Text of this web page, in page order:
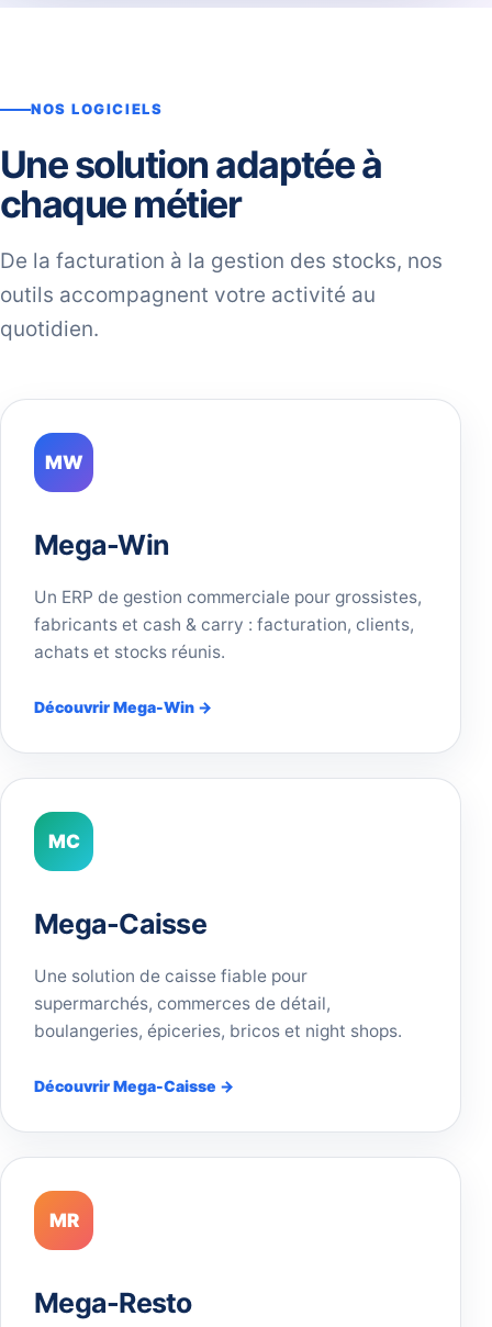
NOS LOGICIELS
Une solution adaptée à
chaque métier
De la facturation à la gestion des stocks, nos
outils accompagnent votre activité au
quotidien.
MW
Mega-Win
Un ERP de gestion commerciale pour grossistes,
fabricants et cash & carry : facturation, clients,
achats et stocks réunis.
Découvrir Mega-Win →
MC
Mega-Caisse
Une solution de caisse fiable pour
supermarchés, commerces de détail,
boulangeries, épiceries, bricos et night shops.
Découvrir Mega-Caisse →
MR
Mega-Resto